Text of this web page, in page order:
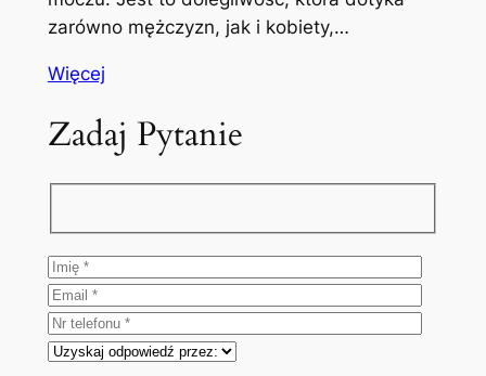
zarówno mężczyzn, jak i kobiety,…
Więcej
Zadaj Pytanie